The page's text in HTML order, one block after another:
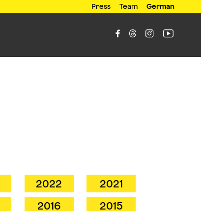
Press Team German
   
2022
2021
2016
2015